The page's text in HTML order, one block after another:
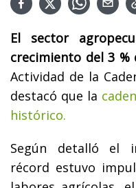
El sector
crecimiento del 3 %
Actividad de la
destacó que la
histórico.
Según detalló el
récord estuvo